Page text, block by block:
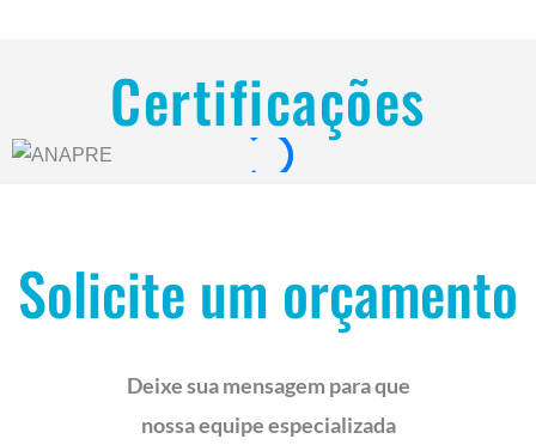
Certificações
Solicite um orçamento
Deixe sua mensagem para que
nossa equipe especializada